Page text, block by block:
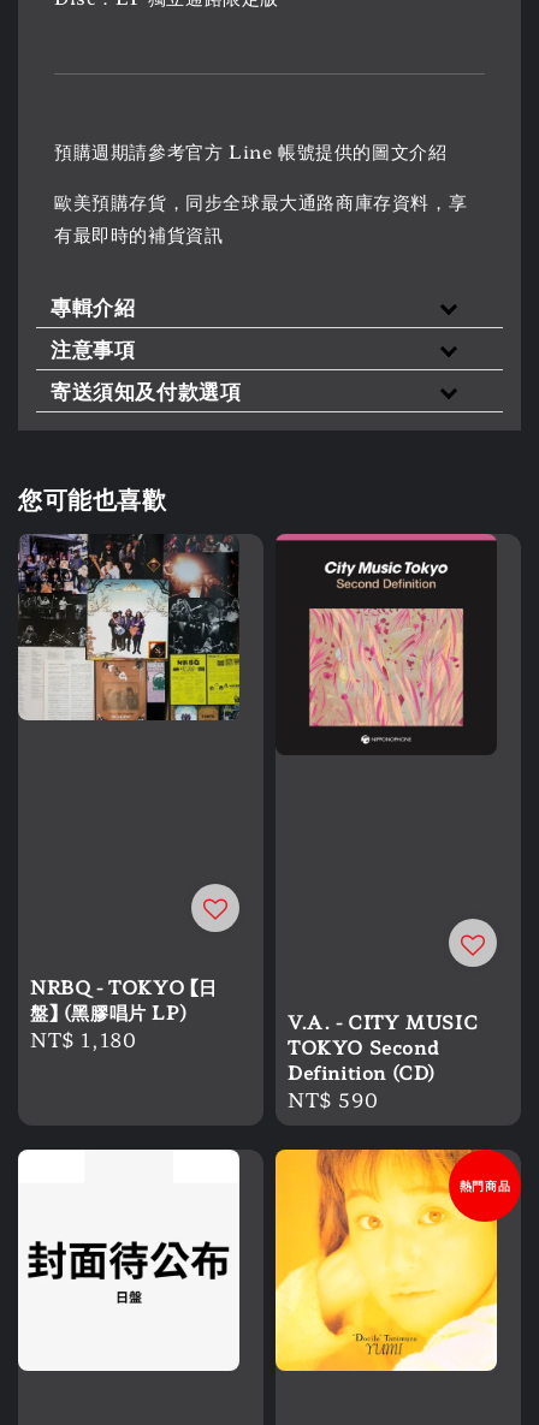
預購週期請參考官方 Line 帳號提供的圖文介紹
歐美預購存貨，同步全球最大通路商庫存資料，享
有最即時的補貨資訊
專輯介紹
注意事項
寄送須知及付款選項
您可能也喜歡
NRBQ - TOKYO 【日
盤】 (黑膠唱片 LP)
Regular
NT$ 1,180
V.A. - CITY MUSIC
TOKYO Second
Definition (CD)
Regular
price
NT$ 590
熱門商品